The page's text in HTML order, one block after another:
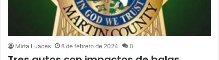
Mirta Luaces 8 de febrero de 2024 0